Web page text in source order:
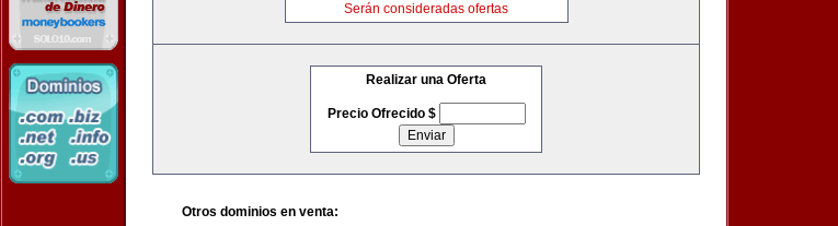
Serán consideradas ofertas
Realizar una Oferta
Precio Ofrecido $
Otros dominios en venta: